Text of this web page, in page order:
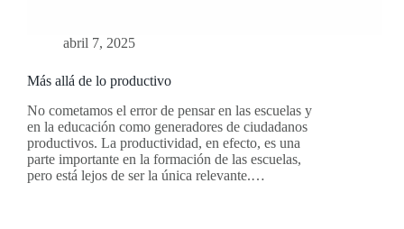
abril 7, 2025
Más allá de lo productivo
No cometamos el error de pensar en las escuelas y
en la educación como generadores de ciudadanos
productivos. La productividad, en efecto, es una
parte importante en la formación de las escuelas,
pero está lejos de ser la única relevante.…